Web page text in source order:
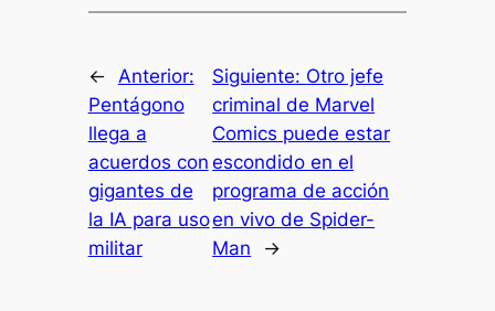
← Anterior:
Pentágono
llega a
acuerdos con
gigantes de
la IA para uso
militar
Siguiente: Otro jefe
criminal de Marvel
Comics puede estar
escondido en el
programa de acción
en vivo de Spider-
Man
→